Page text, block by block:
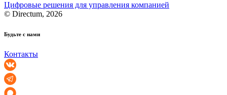
Цифровые решения для управления компанией
© Directum, 2026
Будьте с нами
Контакты